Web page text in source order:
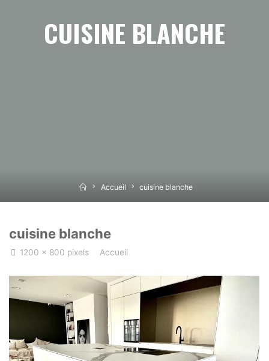
CUISINE BLANCHE
HomeAccueil cuisine blanche
cuisine blanche
Full1200 × 800 pixels Accueil